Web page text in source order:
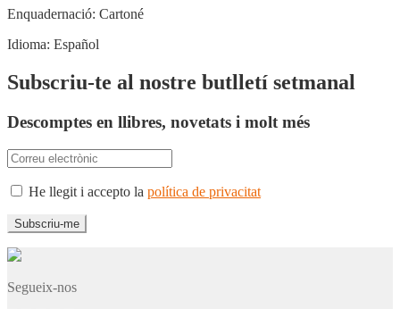
Enquadernació: Cartoné
Idioma: Español
Subscriu-te al nostre butlletí setmanal
Descomptes en llibres, novetats i molt més
He llegit i accepto la política de privacitat
Segueix-nos